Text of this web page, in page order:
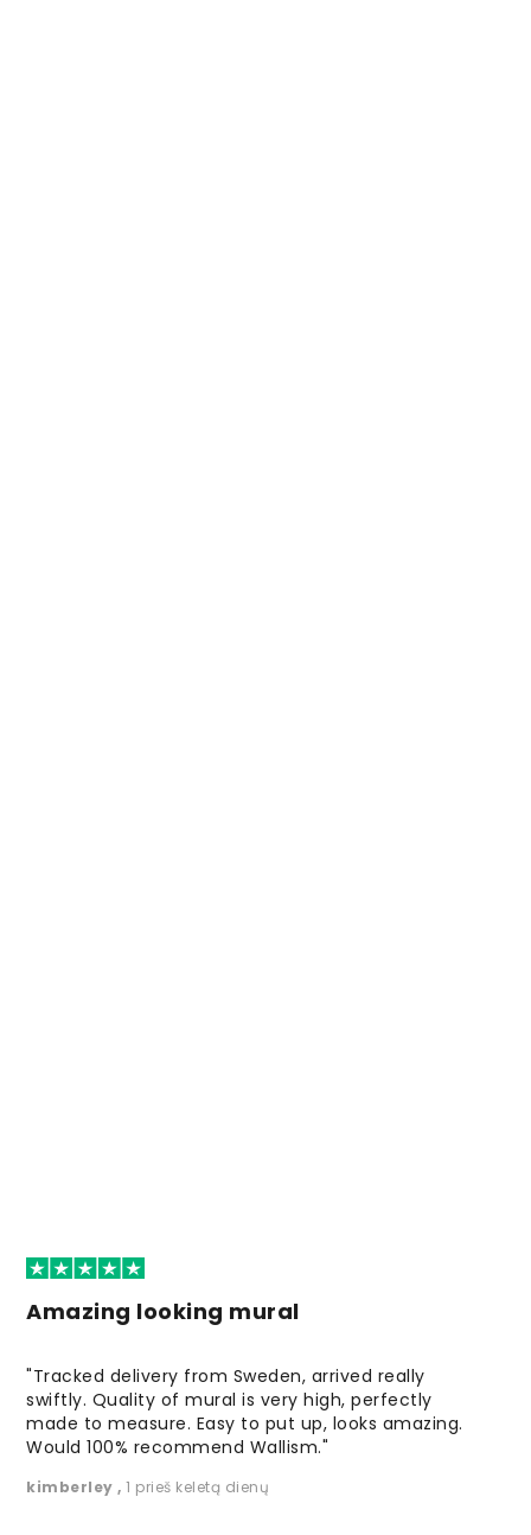
Amazing looking mural
"Tracked delivery from Sweden, arrived really
swiftly. Quality of mural is very high, perfectly
made to measure. Easy to put up, looks amazing.
Would 100% recommend Wallism."
kimberley, 1 prieš keletą dienų